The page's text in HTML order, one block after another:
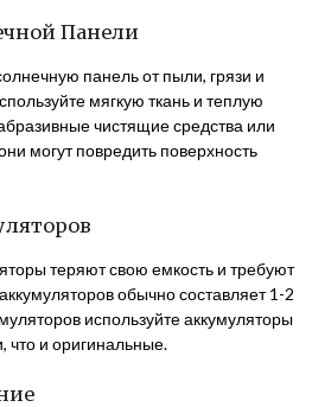
Панели
панель от пыли, грязи и
мягкую ткань и теплую
чистящие средства или
могут повредить поверхность
теряют свою емкость и требуют
обычно составляет 1-2
используйте аккумуляторы
что и оригинальные.